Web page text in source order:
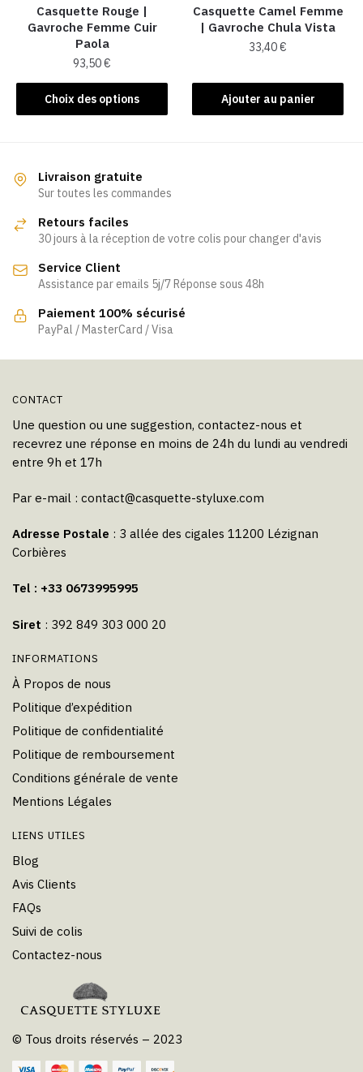
la
page
du
produit
Casquette Rouge |
Gavroche Femme Cuir
Paola
93,50€
Choix des options
Ce
produit
variations.
Les
peuvent
choisies
sur
la
page
Casquette Camel Femme
| Gavroche Chula Vista
33,40€
Ajouter au panier
Livraison gratuite
Sur toutes les commandes
Retours faciles
30 jours à la réception de votre colis pour changer d'avis
Service Client
Assistance par emails 5j/7 Réponse sous 48h
Paiement 100% sécurisé
PayPal / MasterCard / Visa
CONTACT
Une question ou une suggestion, contactez-nous et
recevrez une réponse en moins de 24h du lundi au vendredi
entre 9h et 17h
Par e-mail : contact@casquette-styluxe.com
Adresse Postale : 3 allée des cigales 11200 Lézignan
Corbières
Tel : +33 0673995995
Siret : 392 849 303 000 20
INFORMATIONS
À Propos de nous
Politique d’expédition
Politique de confidentialité
Politique de remboursement
Conditions générale de vente
Mentions Légales
LIENS UTILES
Blog
Avis Clients
FAQs
Suivi de colis
Contactez-nous
© Tous droits réservés – 2023